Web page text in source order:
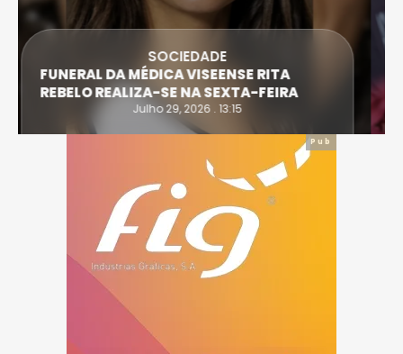
ATLETA DE CASTRO DAIRE SUPERA PROVA
EXTREMA DO TRIATLO E TORNA-SE
IRONWOMAN
Julho 28, 2026 . 16:14
Pub